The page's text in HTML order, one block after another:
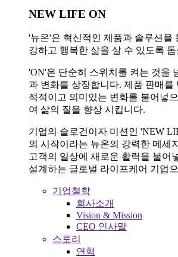
NEW LIFE ON
'뉴온'은 혁신적인 제품과 솔루션을
강하고 행복한 삶을 살 수 있도록
'ON'은 단순히 스위치를 켜는 것을
과 변화를 상징합니다. 제품 판매를
적적이고 의미있는 변화를 불어넣
여 삶의 질을 향상 시킵니다.
기업의 슬로건이자 미션인 'NEW
의 시작이라는 뉴온의 강력한 메세
고객의 일상에 새로운 활력을 불어
설계하는 글로벌 라이프케어 기업
기업철학
회사소개
Vision & Mission
CEO 인사말
스토리
연혁